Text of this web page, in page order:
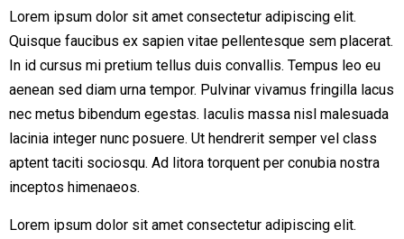
Lorem ipsum dolor sit amet consectetur adipiscing elit.
Quisque faucibus ex sapien vitae pellentesque sem placerat.
In id cursus mi pretium tellus duis convallis. Tempus leo eu
aenean sed diam urna tempor. Pulvinar vivamus fringilla lacus
nec metus bibendum egestas. Iaculis massa nisl malesuada
lacinia integer nunc posuere. Ut hendrerit semper vel class
aptent taciti sociosqu. Ad litora torquent per conubia nostra
inceptos himenaeos.
Lorem ipsum dolor sit amet consectetur adipiscing elit.